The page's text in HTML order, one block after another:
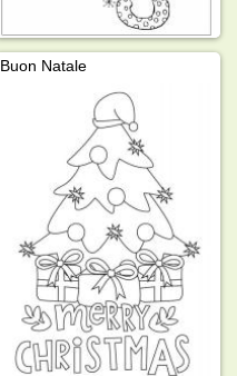
Buon Natale